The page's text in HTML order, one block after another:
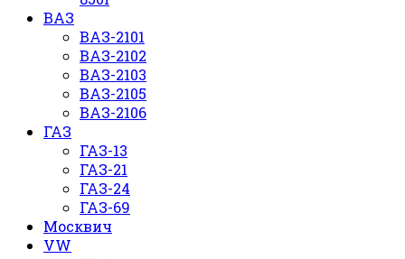
ВАЗ
ВАЗ-2101
ВАЗ-2102
ВАЗ-2103
ВАЗ-2105
ВАЗ-2106
ГАЗ
ГАЗ-13
ГАЗ-21
ГАЗ-24
ГАЗ-69
Москвич
VW